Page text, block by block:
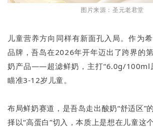
图片来源：圣元老君堂
儿童营养方向同样有新面孔入局。作为
品牌，吾岛在2026年开年迈出了跨界的
奶产品——超滤鲜奶，主打“6.0g/100ml
瞄准3-12岁儿童。
布局鲜奶赛道，是吾岛走出酸奶“舒适区”
择以“高蛋白”切入，本质上是想在儿童这